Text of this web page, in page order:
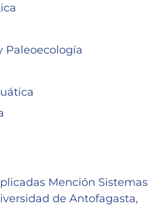
Paleoecología
Mención Sistemas
de Antofagasta,